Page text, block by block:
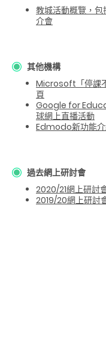
教城活動概覽，
介會
其他機構
Microsoft「停課
頁
Google for
球網上直播活動
Edmodo新功能
過去網上研討會
2020/21網上研討
2019/20網上研討